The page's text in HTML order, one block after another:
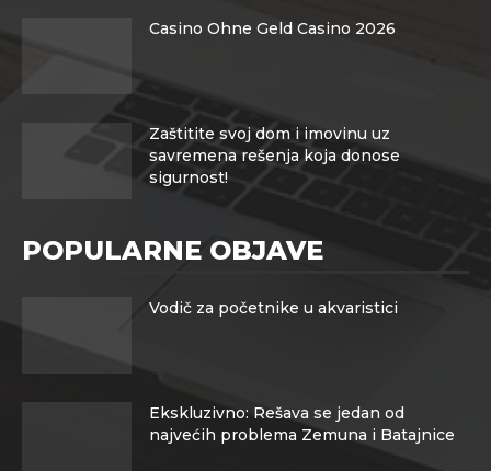
Casino Ohne Geld Casino 2026
Zaštitite svoj dom i imovinu uz
savremena rešenja koja donose
sigurnost!
POPULARNE OBJAVE
Vodič za početnike u akvaristici
Ekskluzivno: Rešava se jedan od
najvećih problema Zemuna i Batajnice